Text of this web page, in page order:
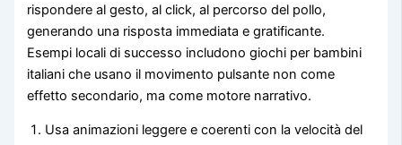
rispondere al gesto, al click, al percorso del pollo,
generando una risposta immediata e gratificante.
Esempi locali di successo includono giochi per bambini
italiani che usano il movimento pulsante non come
effetto secondario, ma come motore narrativo.
Usa animazioni leggere e coerenti con la velocità del